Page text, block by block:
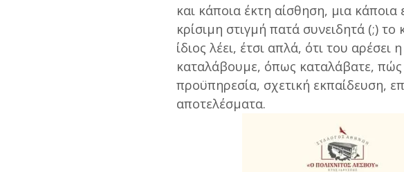
και κάποια έκτη αίσθηση, μια κάποια
κρίσιμη στιγμή πατά συνειδητά (;)
ίδιος λέει, έτσι απλά, ότι του
καταλάβουμε, όπως καταλάβατε, πώς
προϋπηρεσία, σχετική εκπαίδευση,
αποτελέσματα.